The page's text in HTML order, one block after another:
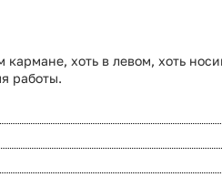
хоть в левом, хоть
работы.